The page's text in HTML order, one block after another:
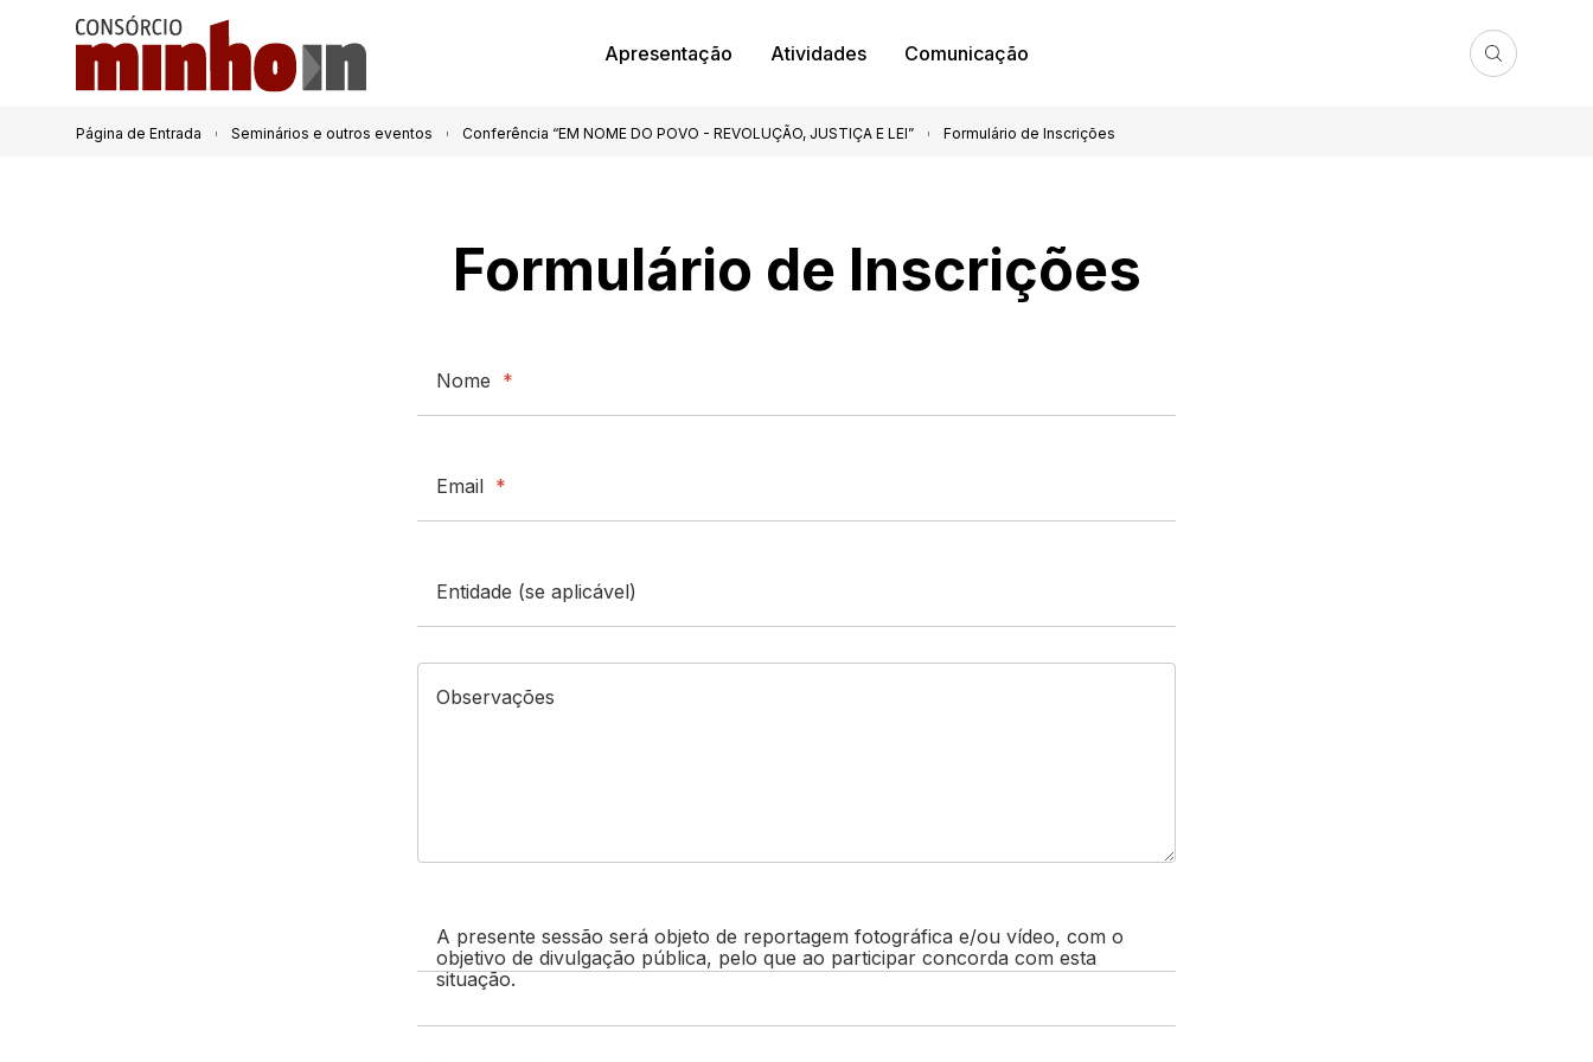
Apresentação Atividades Comunicação
Página de Entrada Seminários e outros eventos Conferência “EM NOME DO POVO - REVOLUÇÃO, JUSTIÇA E LEI” Formulário de Inscrições
Formulário de Inscrições
Nome *
Email *
Entidade (se aplicável)
Observações
A presente sessão será objeto de reportagem fotográfica e/ou vídeo, com o
objetivo de divulgação pública, pelo que ao participar concorda com esta
situação.